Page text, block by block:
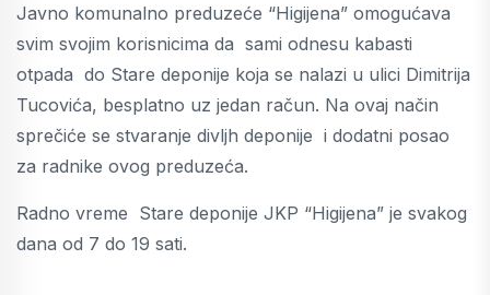
Javno komunalno preduzeće “Higijena” omogućava
svim svojim korisnicima da sami odnesu kabasti
otpada do Stare deponije koja se nalazi u ulici Dimitrija
Tucovića, besplatno uz jedan račun. Na ovaj način
sprečiće se stvaranje divljh deponije i dodatni posao
za radnike ovog preduzeća.
Radno vreme Stare deponije JKP “Higijena” je svakog
dana od 7 do 19 sati.